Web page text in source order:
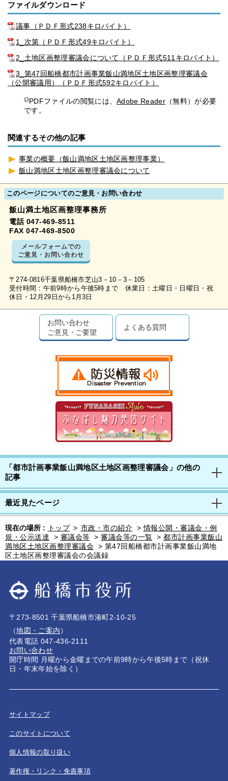
ファイルダウンロード
議事（ＰＤＦ形式238キロバイト）
1_次第（ＰＤＦ形式49キロバイト）
2_土地区画整理審議会について（ＰＤＦ形式511キロバイト）
3_第47回船橋都市計画事業飯山満地区土地区画整理審議会
（公開審議用）（ＰＤＦ形式592キロバイト）
PDFファイルの閲覧には、Adobe Reader （無料）が必要
です。
関連するその他の記事
事業の概要（飯山満地区土地区画整理事業）
飯山満地区土地区画整理審議会について
このページについてのご意見・お問い合わせ
飯山満土地区画整理事務所
電話 047-469-8511
FAX 047-469-8500
メールフォームでの
ご意見・お問い合わせ
〒274-0816千葉県船橋市芝山3－10－3－105
受付時間：午前9時から午後5時まで 休業日：土曜日・日曜日・祝
休日・12月29日から1月3日
お問い合わせ
ご意見・ご要望
よくある質問
「都市計画事業飯山満地区土地区画整理審議会」の他の
記事
最近見たページ
現在の場所 : トップ > 市政・市の紹介 >情報公開・審議会・例
規・公示送達
> 審議会等 > 審議会等の一覧 > 都市計画事業飯山
満地区土地区画整理審議会 > 第47回船橋都市計画事業飯山満地
区土地区画整理審議会の会議録
〒273-8501 千葉県船橋市湊町2-10-25
（地図・ご案内）
代表電話 047-436-2111
お問い合わせ
開庁時間 月曜から金曜までの午前9時から午後5時まで（祝休
日・年末年始を除く）
サイトマップ
このサイトについて
個人情報の取り扱い
著作権・リンク・免責事項